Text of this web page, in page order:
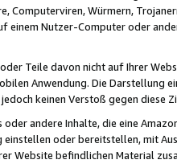
Computerviren, Würmern,
einem Nutzer-Computer oder
Teile davon nicht auf Ihrer
Anwendung. Die Darstellung
keinen Verstoß gegen diese
oder andere Inhalte, die eine
oder bereitstellen, mit
Website befindlichen Material